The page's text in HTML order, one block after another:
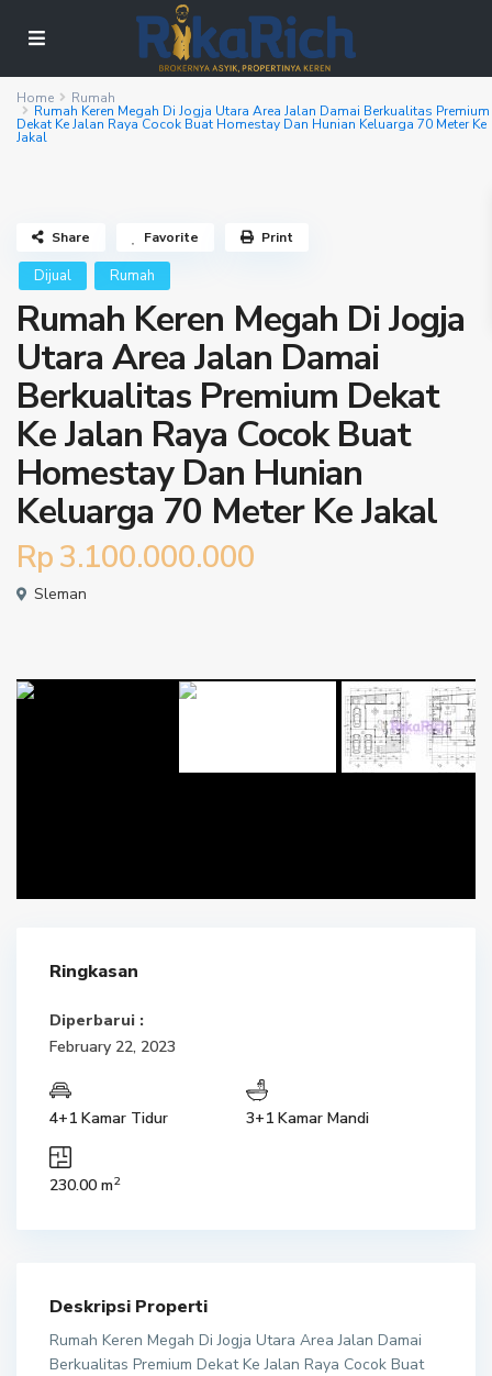
Home Rumah
Rumah Keren Megah Di Jogja Utara Area Jalan Damai Berkualitas Premium
Dekat Ke Jalan Raya Cocok Buat Homestay Dan Hunian Keluarga 70 Meter Ke
Jakal
Dijual Rumah
Rumah Keren Megah Di Jogja
Utara Area Jalan Damai
Berkualitas Premium Dekat
Ke Jalan Raya Cocok Buat
Homestay Dan Hunian
Keluarga 70 Meter Ke Jakal
Rp 3.100.000.000
Sleman
Share Favorite Print
Ringkasan
Diperbarui :
February 22, 2023
4+1 Kamar Tidur 3+1 Kamar Mandi
230.00 m2
Deskripsi Properti
Rumah Keren Megah Di Jogja Utara Area Jalan Damai
Berkualitas Premium Dekat Ke Jalan Raya Cocok Buat